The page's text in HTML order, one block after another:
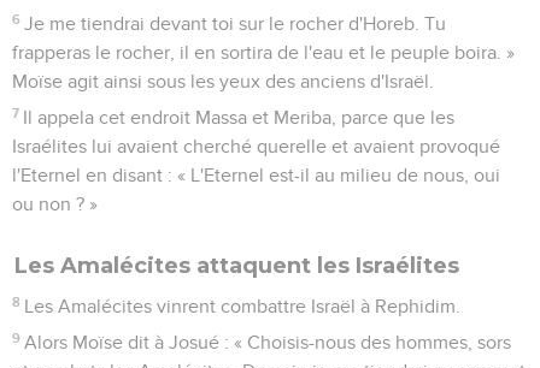
6 Je me tiendrai devant toi sur le rocher d'Horeb. Tu
frapperas le rocher, il en sortira de l'eau et le peuple boira. »
Moïse agit ainsi sous les yeux des anciens d'Israël.
7 Il appela cet endroit Massa et Meriba, parce que les
Israélites lui avaient cherché querelle et avaient provoqué
l'Eternel en disant : « L'Eternel est-il au milieu de nous, oui
ou non ? »
Les Amalécites attaquent les Israélites
8 Les Amalécites vinrent combattre Israël à Rephidim.
9 Alors Moïse dit à Josué : « Choisis-nous des hommes, sors